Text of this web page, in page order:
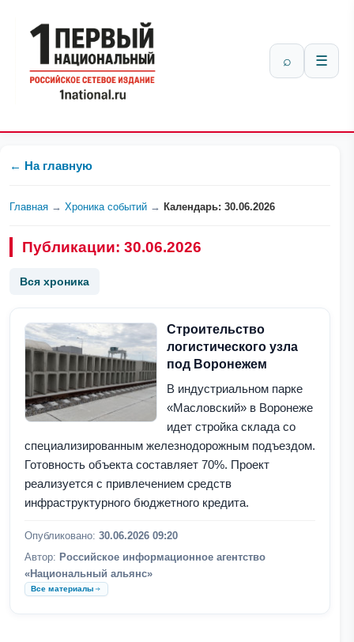
⌕ ☰
← На главную
Главная → Хроника событий → Календарь: 30.06.2026
Публикации: 30.06.2026
Вся хроника
Строительство
логистического узла
под Воронежем
В индустриальном парке
«Масловский» в Воронеже
идет стройка склада со
специализированным железнодорожным подъездом.
Готовность объекта составляет 70%. Проект
реализуется с привлечением средств
инфраструктурного бюджетного кредита.
Опубликовано: 30.06.2026 09:20
Автор: Российское информационное агентство
«Национальный альянс»
Все материалы